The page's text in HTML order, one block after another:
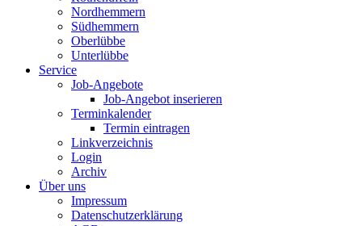
Nordhemmern
Südhemmern
Oberlübbe
Unterlübbe
Service
Job-Angebote
Job-Angebot inserieren
Terminkalender
Termin eintragen
Linkverzeichnis
Login
Archiv
Über uns
Impressum
Datenschutzerklärung